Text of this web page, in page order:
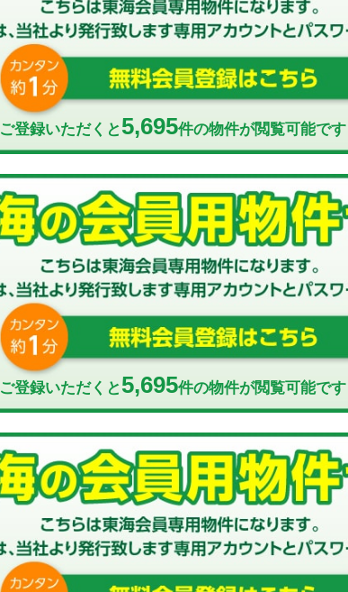
ご登録いただくと 5,695件の物件が閲覧可能です
ご登録いただくと 5,695件の物件が閲覧可能です